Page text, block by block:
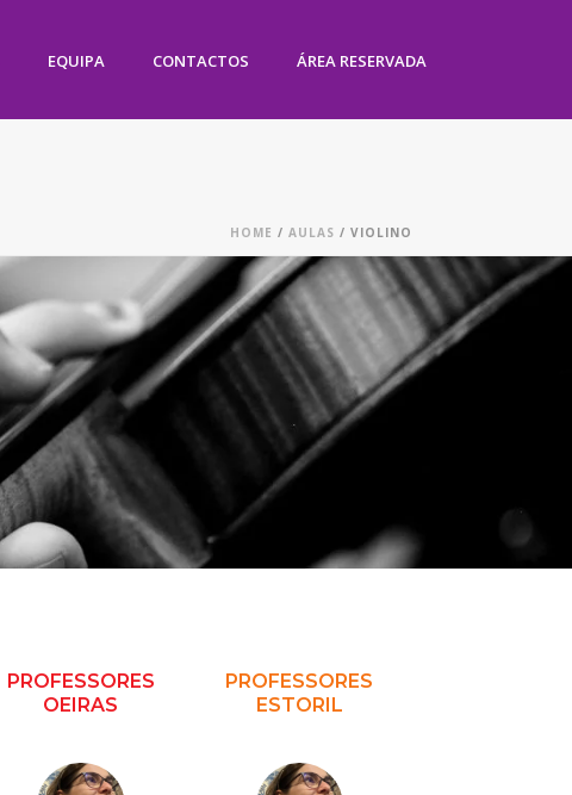
EQUIPA CONTACTOS ÁREA RESERVADA
HOME / AULAS / VIOLINO
PROFESSORES
OEIRAS
PROFESSORES
ESTORIL